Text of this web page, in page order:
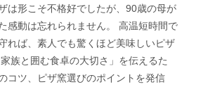
は形こそ不格好でしたが、90歳の母が
感動は忘れられません。 高温短時間で
れば、素人でも驚くほど美味しいピザ
族と囲む食卓の大切さ」を伝えるた
コツ、ピザ窯選びのポイントを発信